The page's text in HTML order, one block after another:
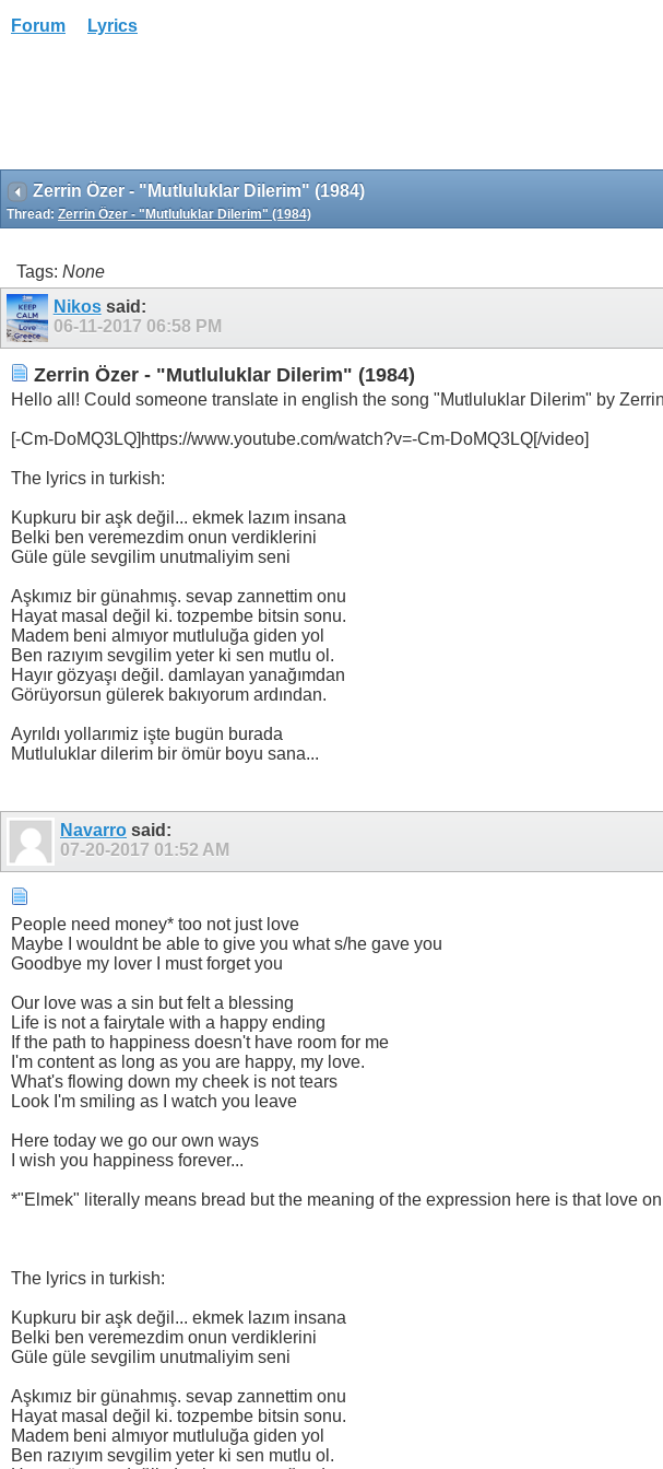
Forum Lyrics
Zerrin Özer - "Mutluluklar Dilerim" (1984)
Thread: Zerrin Özer - "Mutluluklar Dilerim" (1984)
Tags: None
Nikossaid:
06-11-2017 06:58 PM
Zerrin Özer - "Mutluluklar Dilerim" (1984)
Hello all! Could someone translate in english the song "Mutluluklar Dilerim" by
[-Cm-DoMQ3LQ]https://www.youtube.com/watch?v=-Cm-DoMQ3LQ[/video]
The lyrics in turkish:
Kupkuru bir aşk değil... ekmek lazım insana
Belki ben veremezdim onun verdiklerini
Güle güle sevgilim unutmaliyim seni
Aşkımız bir günahmış. sevap zannettim onu
Hayat masal değil ki. tozpembe bitsin sonu.
Madem beni almıyor mutluluğa giden yol
Ben razıyım sevgilim yeter ki sen mutlu ol.
Hayır gözyaşı değil. damlayan yanağımdan
Görüyorsun gülerek bakıyorum ardından.
Ayrıldı yollarımiz işte bugün burada
Mutluluklar dilerim bir ömür boyu sana...
Navarro said:
07-20-2017 01:52 AM
People need money* too not just love
Maybe I wouldnt be able to give you what s/he gave you
Goodbye my lover I must forget you
Our love was a sin but felt a blessing
Life is not a fairytale with a happy ending
If the path to happiness doesn't have room for me
I'm content as long as you are happy, my love.
What's flowing down my cheek is not tears
Look I'm smiling as I watch you leave
Here today we go our own ways
I wish you happiness forever...
*"Elmek" literally means bread but the meaning of the expression here is that love
The lyrics in turkish:
Kupkuru bir aşk değil... ekmek lazım insana
Belki ben veremezdim onun verdiklerini
Güle güle sevgilim unutmaliyim seni
Aşkımız bir günahmış. sevap zannettim onu
Hayat masal değil ki. tozpembe bitsin sonu.
Madem beni almıyor mutluluğa giden yol
Ben razıyım sevgilim yeter ki sen mutlu ol.